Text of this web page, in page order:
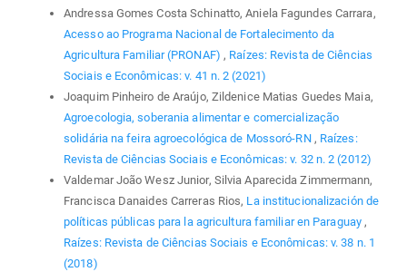
Andressa Gomes Costa Schinatto, Aniela Fagundes Carrara,
Acesso ao Programa Nacional de Fortalecimento da
Agricultura Familiar (PRONAF) , Raízes: Revista de Ciências
Sociais e Econômicas: v. 41 n. 2 (2021)
Joaquim Pinheiro de Araújo, Zildenice Matias Guedes Maia,
Agroecologia, soberania alimentar e comercialização
solidária na feira agroecológica de Mossoró-RN , Raízes:
Revista de Ciências Sociais e Econômicas: v. 32 n. 2 (2012)
Valdemar João Wesz Junior, Silvia Aparecida Zimmermann,
Francisca Danaides Carreras Rios, La institucionalización de
políticas públicas para la agricultura familiar en Paraguay ,
Raízes: Revista de Ciências Sociais e Econômicas: v. 38 n. 1
(2018)